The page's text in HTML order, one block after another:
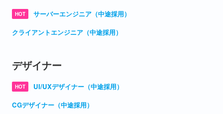
HOT
サーバーエンジニア（中途採用）
クライアントエンジニア（中途採用）
デザイナー
HOT
UI/UXデザイナー（中途採用）
CGデザイナー（中途採用）